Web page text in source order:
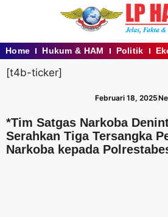
Home Hukum & HAM Politik
[t4b-ticker]
Februari 18, 2025
*Tim Satgas Narkoba
Serahkan Tiga Tersangka
Narkoba kepada